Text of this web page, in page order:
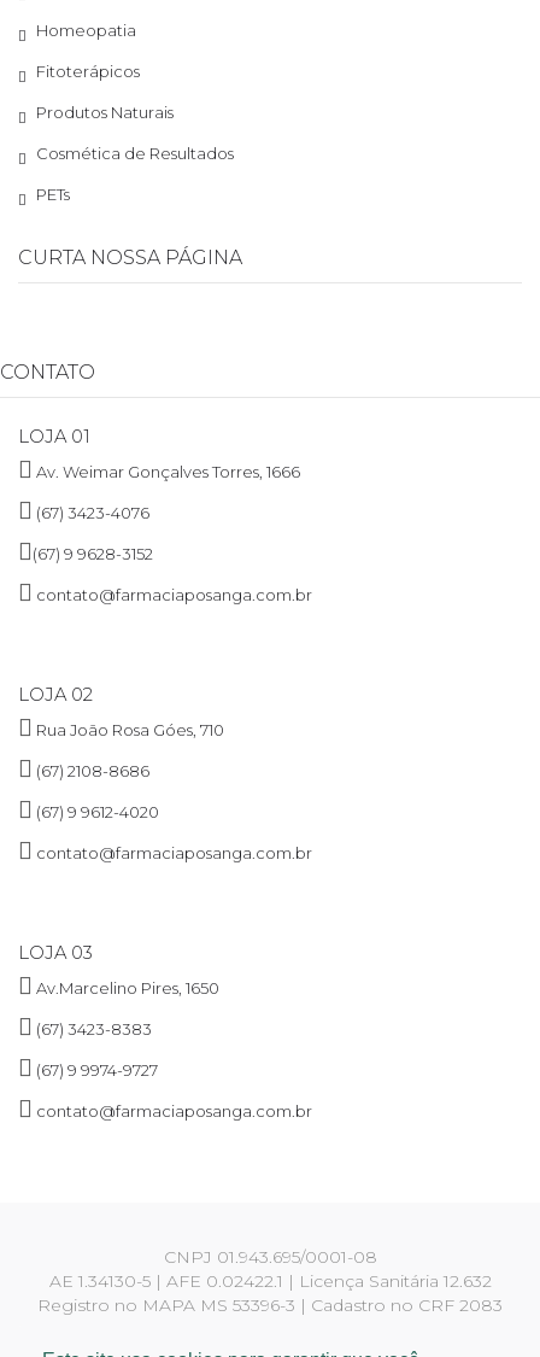
Homeopatia
Fitoterápicos
Produtos Naturais
Cosmética de Resultados
PETs
CURTA NOSSA PÁGINA
CONTATO
LOJA 01
Av. Weimar Gonçalves Torres, 1666
(67) 3423-4076
(67) 9 9628-3152
contato@farmaciaposanga.com.br
LOJA 02
Rua João Rosa Góes, 710
(67) 2108-8686
(67) 9 9612-4020
contato@farmaciaposanga.com.br
LOJA 03
Av.Marcelino Pires, 1650
(67) 3423-8383
(67) 9 9974-9727
contato@farmaciaposanga.com.br
CNPJ 01.943.695/0001-08
AE 1.34130-5 | AFE 0.02422.1 | Licença Sanitária 12.632
Registro no MAPA MS 53396-3 | Cadastro no CRF 2083